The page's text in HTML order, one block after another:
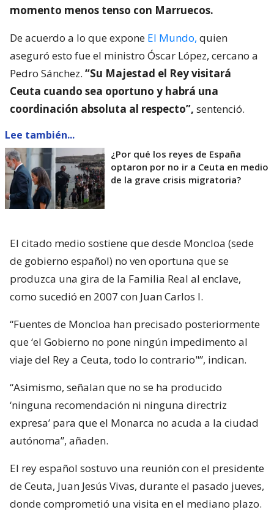
momento menos tenso con Marruecos.
De acuerdo a lo que expone El Mundo, quien
aseguró esto fue el ministro Óscar López, cercano a
Pedro Sánchez. “Su Majestad el Rey visitará
Ceuta cuando sea oportuno y habrá una
coordinación absoluta al respecto”, sentenció.
Lee también...
¿Por qué los reyes de España
optaron por no ir a Ceuta en medio
de la grave crisis migratoria?
El citado medio sostiene que desde Moncloa (sede
de gobierno español) no ven oportuna que se
produzca una gira de la Familia Real al enclave,
como sucedió en 2007 con Juan Carlos I.
“Fuentes de Moncloa han precisado posteriormente
que ‘el Gobierno no pone ningún impedimento al
viaje del Rey a Ceuta, todo lo contrario"”, indican.
“Asimismo, señalan que no se ha producido
‘ninguna recomendación ni ninguna directriz
expresa’ para que el Monarca no acuda a la ciudad
autónoma”, añaden.
El rey español sostuvo una reunión con el presidente
de Ceuta, Juan Jesús Vivas, durante el pasado jueves,
donde comprometió una visita en el mediano plazo.